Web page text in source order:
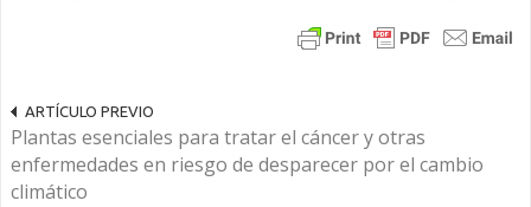
ARTÍCULO PREVIO
Plantas esenciales para tratar el cáncer y otras
enfermedades en riesgo de desparecer por el cambio
climático